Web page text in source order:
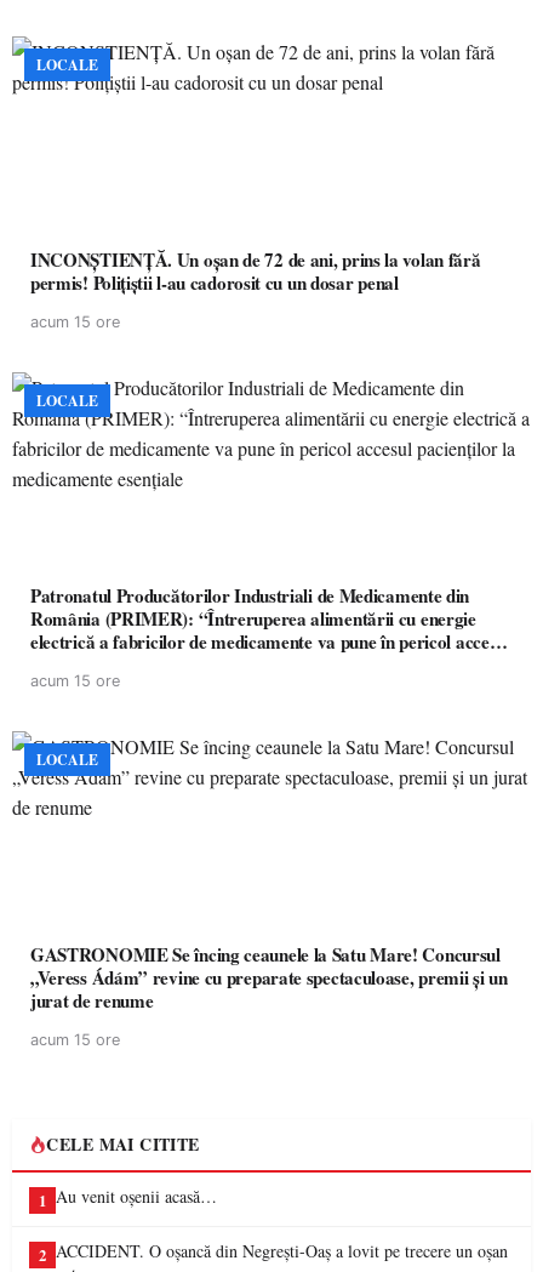
LOCALE
INCONȘTIENȚĂ. Un oșan de 72 de ani, prins la volan fără
permis! Polițiștii l-au cadorosit cu un dosar penal
acum 15 ore
LOCALE
Patronatul Producătorilor Industriali de Medicamente din
România (PRIMER): “Întreruperea alimentării cu energie
electrică a fabricilor de medicamente va pune în pericol accesul
acum 15 ore
LOCALE
GASTRONOMIE Se încing ceaunele la Satu Mare! Concursul
„Veress Ádám” revine cu preparate spectaculoase, premii și un
jurat de renume
acum 15 ore
CELE MAI CITITE
1 Au venit oșenii acasă…
2 ACCIDENT. O oșancă din Negrești-Oaș a lovit pe trecere un oșan